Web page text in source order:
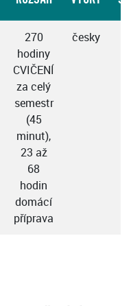
270
hodiny
CVIČENÍ
za celý
semestr
(45
minut),
23 až
68
hodin
domácí
příprava
česky